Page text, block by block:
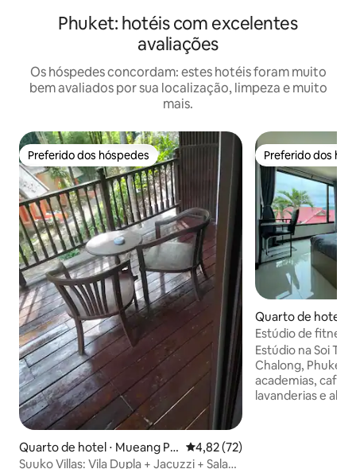
Phuket: hotéis com excelentes
avaliações
Os hóspedes concordam: estes hotéis foram muito
bem avaliados por sua localização, limpeza e muito
mais.
Preferido dos hóspedes
Preferido dos hóspedes
Quarto de hotel ⋅ Mueang Ph
uket
4,82 de uma avaliação média
4,82 (72)
Suuko Villas: Vila Dupla + Jacuzzi + Sala
Preferido dos
Preferido dos
Quarto de hotel ⋅
Estúdio de fitness
Estúdio na Soi
Chalong, Phuket,
academias,
lavanderias e